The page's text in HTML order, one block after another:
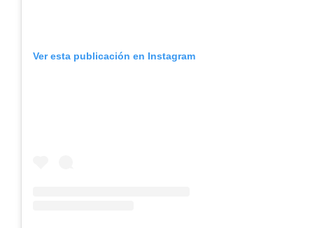
Ver esta publicación en Instagram